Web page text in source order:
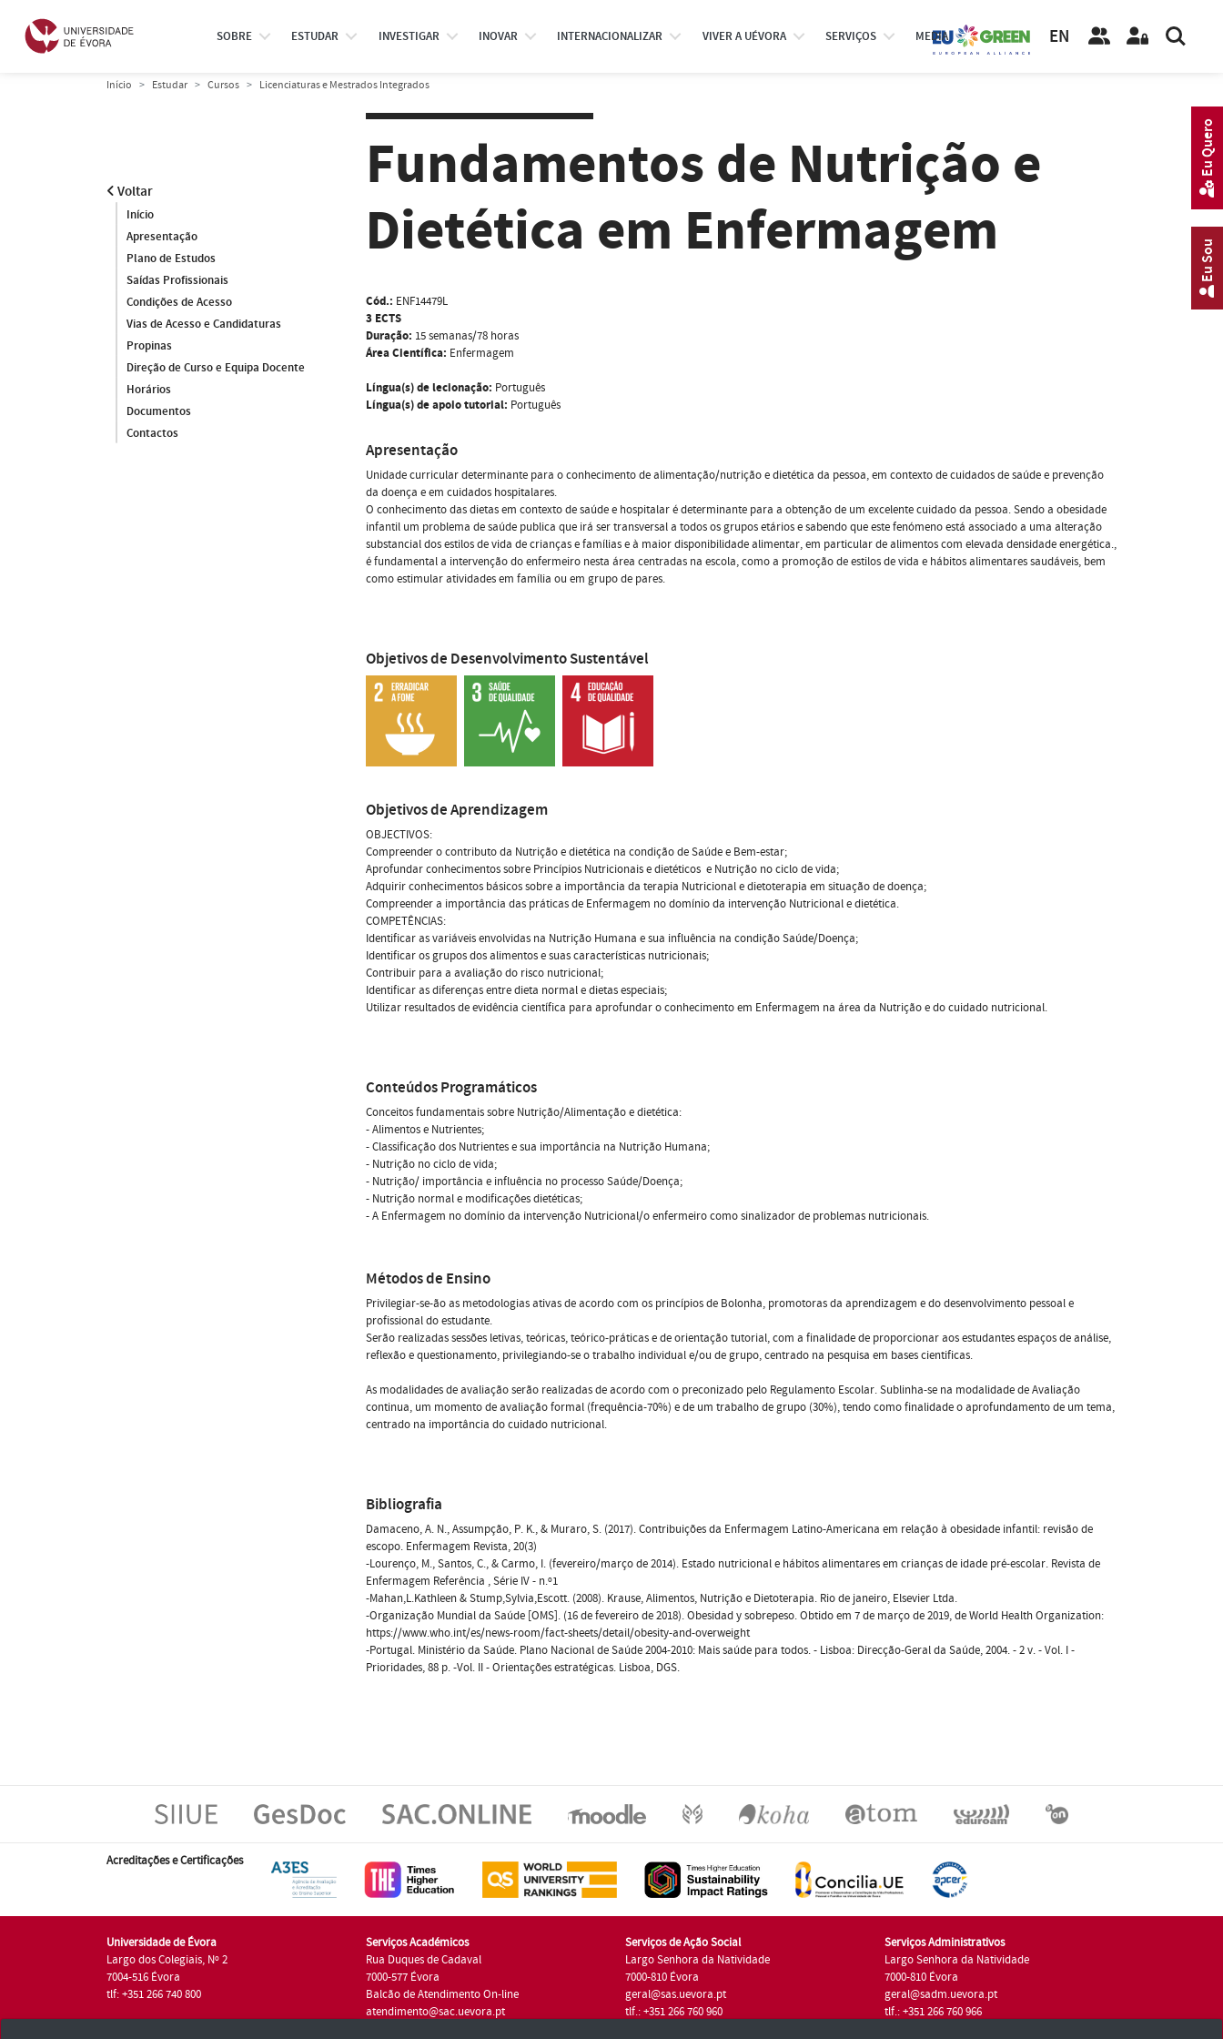
SOBRE ESTUDAR INVESTIGAR INOVAR INTERNACIONALIZAR VIVER A UÉVORA SERVIÇOS MEDIA EN
Início Estudar Cursos Licenciaturas e Mestrados Integrados
Voltar
Início
Apresentação
Plano de Estudos
Saídas Profissionais
Condições de Acesso
Vias de Acesso e Candidaturas
Propinas
Direção de Curso e Equipa Docente
Horários
Documentos
Contactos
Fundamentos de Nutrição e
Dietética em Enfermagem
Cód.: ENF14479L
3 ECTS
Duração: 15 semanas/78 horas
Área Científica: Enfermagem
Língua(s) de lecionação: Português
Língua(s) de apoio tutorial: Português
Apresentação
Unidade curricular determinante para o conhecimento de alimentação/nutrição e dietética da pessoa, em contexto de cuidados de saúde e prevenção
da doença e em cuidados hospitalares.
O conhecimento das dietas em contexto de saúde e hospitalar é determinante para a obtenção de um excelente cuidado da pessoa. Sendo a obesidade
infantil um problema de saúde publica que irá ser transversal a todos os grupos etários e sabendo que este fenómeno está associado a uma alteração
substancial dos estilos de vida de crianças e famílias e à maior disponibilidade alimentar, em particular de alimentos com elevada densidade energética.,
é fundamental a intervenção do enfermeiro nesta área centradas na escola, como a promoção de estilos de vida e hábitos alimentares saudáveis, bem
como estimular atividades em família ou em grupo de pares.
Objetivos de Desenvolvimento Sustentável
Objetivos de Aprendizagem
OBJECTIVOS:
Compreender o contributo da Nutrição e dietética na condição de Saúde e Bem-estar;
Aprofundar conhecimentos sobre Princípios Nutricionais e dietéticos  e Nutrição no ciclo de vida;
Adquirir conhecimentos básicos sobre a importância da terapia Nutricional e dietoterapia em situação de doença;
Compreender a importância das práticas de Enfermagem no domínio da intervenção Nutricional e dietética.
COMPETÊNCIAS:
Identificar as variáveis envolvidas na Nutrição Humana e sua influência na condição Saúde/Doença;
Identificar os grupos dos alimentos e suas características nutricionais;
Contribuir para a avaliação do risco nutricional;
Identificar as diferenças entre dieta normal e dietas especiais;
Utilizar resultados de evidência científica para aprofundar o conhecimento em Enfermagem na área da Nutrição e do cuidado nutricional.
Conteúdos Programáticos
Conceitos fundamentais sobre Nutrição/Alimentação e dietética:
- Alimentos e Nutrientes;
- Classificação dos Nutrientes e sua importância na Nutrição Humana;
- Nutrição no ciclo de vida;
- Nutrição/ importância e influência no processo Saúde/Doença;
- Nutrição normal e modificações dietéticas;
- A Enfermagem no domínio da intervenção Nutricional/o enfermeiro como sinalizador de problemas nutricionais.
Métodos de Ensino
Privilegiar-se-ão as metodologias ativas de acordo com os princípios de Bolonha, promotoras da aprendizagem e do desenvolvimento pessoal e
profissional do estudante.
Serão realizadas sessões letivas, teóricas, teórico-práticas e de orientação tutorial, com a finalidade de proporcionar aos estudantes espaços de análise,
reflexão e questionamento, privilegiando-se o trabalho individual e/ou de grupo, centrado na pesquisa em bases cientificas.
As modalidades de avaliação serão realizadas de acordo com o preconizado pelo Regulamento Escolar. Sublinha-se na modalidade de Avaliação
continua, um momento de avaliação formal (frequência-70%) e de um trabalho de grupo (30%), tendo como finalidade o aprofundamento de um tema,
centrado na importância do cuidado nutricional.
Bibliografia
Damaceno, A. N., Assumpção, P. K., & Muraro, S. (2017). Contribuições da Enfermagem Latino-Americana em relação à obesidade infantil: revisão de
escopo. Enfermagem Revista, 20(3)
-Lourenço, M., Santos, C., & Carmo, I. (fevereiro/março de 2014). Estado nutricional e hábitos alimentares em crianças de idade pré-escolar. Revista de
Enfermagem Referência , Série IV - n.º1
-Mahan,L.Kathleen & Stump,Sylvia,Escott. (2008). Krause, Alimentos, Nutrição e Dietoterapia. Rio de janeiro, Elsevier Ltda.
-Organização Mundial da Saúde [OMS]. (16 de fevereiro de 2018). Obesidad y sobrepeso. Obtido em 7 de março de 2019, de World Health Organization:
https://www.who.int/es/news-room/fact-sheets/detail/obesity-and-overweight
-Portugal. Ministério da Saúde. Plano Nacional de Saúde 2004-2010: Mais saúde para todos. - Lisboa: Direcção-Geral da Saúde, 2004. - 2 v. - Vol. I -
Prioridades, 88 p. -Vol. II - Orientações estratégicas. Lisboa, DGS.
Acreditações e Certificações
Universidade de Évora
Largo dos Colegiais, Nº 2
7004-516 Évora
tlf: +351 266 740 800
Serviços Académicos
Rua Duques de Cadaval
7000-577 Évora
Balcão de Atendimento On-line
atendimento@sac.uevora.pt
Serviços de Ação Social
Largo Senhora da Natividade
7000-810 Évora
geral@sas.uevora.pt
tlf.: +351 266 760 960
Serviços Administrativos
Largo Senhora da Natividade
7000-810 Évora
geral@sadm.uevora.pt
tlf.: +351 266 760 966
Eu Sou
Eu Quero